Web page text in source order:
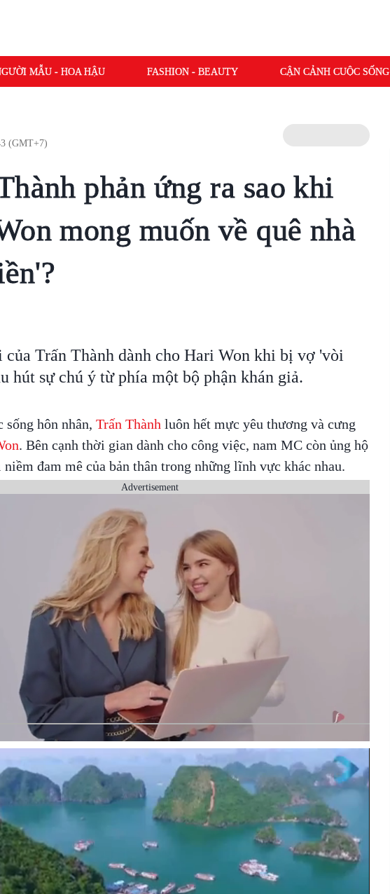
MẪU - HOA HẬU FASHION - BEAUTY CẬN CẢNH CUỘC SỐNG
(GMT+7)
phản ứng ra sao khi
mong muốn về quê nhà
của Trấn Thành dành cho Hari Won khi bị vợ 'vòi
hút sự chú ý từ phía một bộ phận khán giả.
sống hôn nhân, Trấn Thành luôn hết mực yêu thương và cưng
. Bên cạnh thời gian dành cho công việc, nam MC còn ủng hộ
đam mê của bản thân trong những lĩnh vực khác nhau.
Advertisement